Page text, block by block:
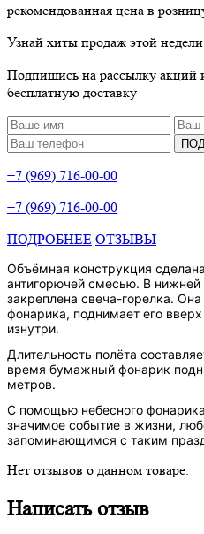
рекомендованная цена в
Узнай хиты продаж этой
Подпишись на рассылку акций
бесплатную доставку
+7 (969) 716-00-00
+7 (969) 716-00-00
ПОДРОБНЕЕ ОТЗЫВЫ
Объёмная конструкция
антигорючей смесью. В нижней
закреплена свеча-горелка.
фонарика, поднимает его
изнутри.
Длительность полёта
время бумажный фонарик
метров.
С помощью небесного
значимое событие в жизни,
запоминающимся с таким
Нет отзывов о данном товаре.
Написать отзыв